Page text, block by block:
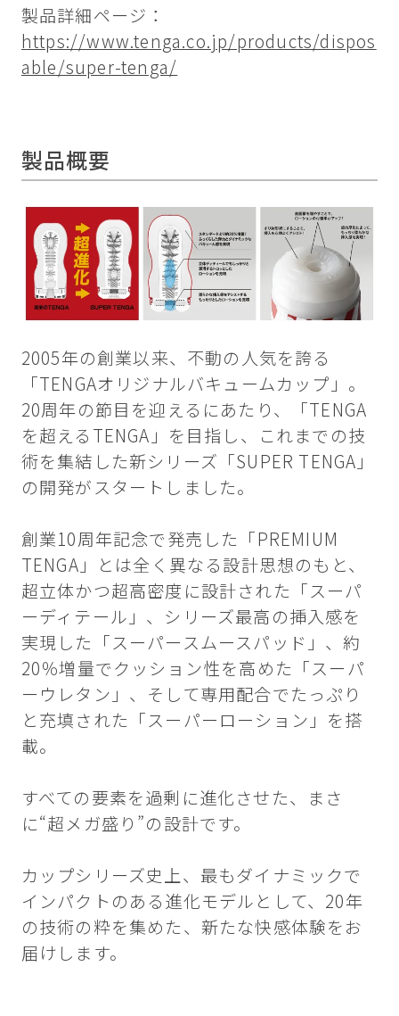
製品詳細ページ：
https://www.tenga.co.jp/products/dispos
able/super-tenga/
製品概要
2005年の創業以来、不動の人気を誇る
「TENGAオリジナルバキュームカップ」。
20周年の節目を迎えるにあたり、「TENGA
を超えるTENGA」を目指し、これまでの技
術を集結した新シリーズ「SUPER TENGA」
の開発がスタートしました。
創業10周年記念で発売した「PREMIUM
TENGA」とは全く異なる設計思想のもと、
超立体かつ超高密度に設計された「スーパ
ーディテール」、シリーズ最高の挿入感を
実現した「スーパースムースパッド」、約
20％増量でクッション性を高めた「スーパ
ーウレタン」、そして専用配合でたっぷり
と充填された「スーパーローション」を搭
載。
すべての要素を過剰に進化させた、まさ
に“超メガ盛り”の設計です。
カップシリーズ史上、最もダイナミックで
インパクトのある進化モデルとして、20年
の技術の粋を集めた、新たな快感体験をお
届けします。